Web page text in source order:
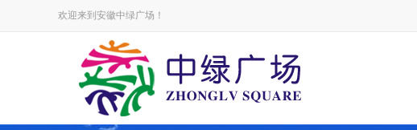
欢迎来到安徽中绿广场！